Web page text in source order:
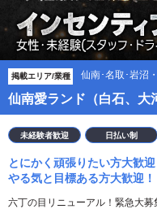
掲載エリア/業種 仙南･名取･岩沼
仙南愛ランド（白石、大
未経験者歓迎 日払い制
とにかく頑張りたい方大歓迎
やる気と目標ある方大歓迎！
六丁の目リニューアル！緊急大募